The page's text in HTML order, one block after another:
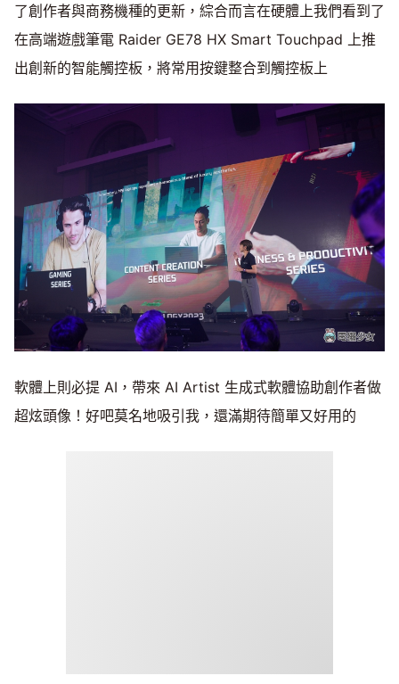
了創作者與商務機種的更新，綜合而言在硬體上我們看到了
在高端遊戲筆電 Raider GE78 HX Smart Touchpad 上推
出創新的智能觸控板，將常用按鍵整合到觸控板上
軟體上則必提 AI，帶來 AI Artist 生成式軟體協助創作者做
超炫頭像！好吧莫名地吸引我，還滿期待簡單又好用的